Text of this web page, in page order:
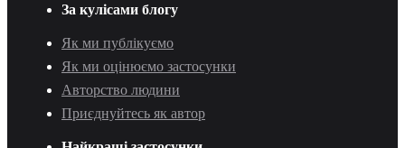
За кулісами блогу
Як ми публікуємо
Як ми оцінюємо застосунки
Авторство людини
Приєднуйтесь як автор